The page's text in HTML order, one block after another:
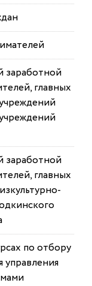
заработной
главных
заработной
главных
по отбору